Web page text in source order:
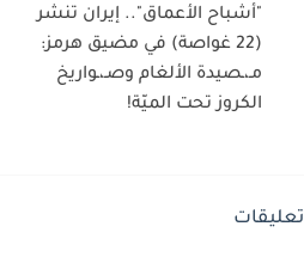
"أشباح الأعماق".. إيران تنشر
(22 غواصة) في مضيق هرمز:
مـ،ـصيدة الألغام وصـ،ـواريخ
الكروز تحت الميّة!
تعليقات